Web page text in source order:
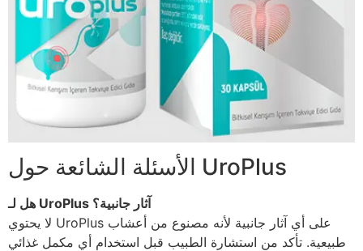
الأسئلة الشائعة حول UroPlus
هل لـ UroPlus آثار جانبية؟
لا يحتوي UroPlus على أي آثار جانبية لأنه مصنوع من أعشاب
طبيعية. تأكد من استشارة الطبيب قبل استخدام أي مكمل غذائي